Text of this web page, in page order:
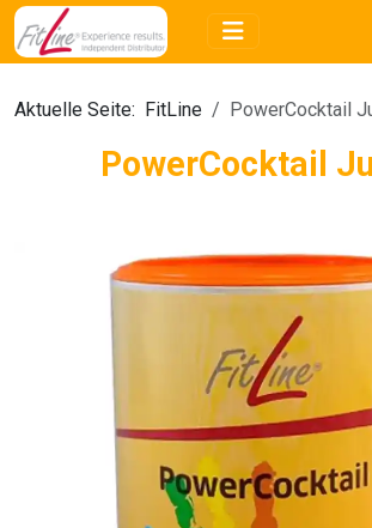
Aktuelle Seite: FitLine PowerCocktail
PowerCocktail